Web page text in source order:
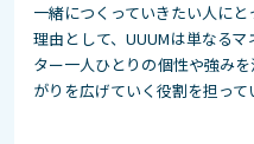
一緒につくっていきたい人にと
理由として、UUUMは単なる
ター一人ひとりの個性や強み
がりを広げていく役割を担って